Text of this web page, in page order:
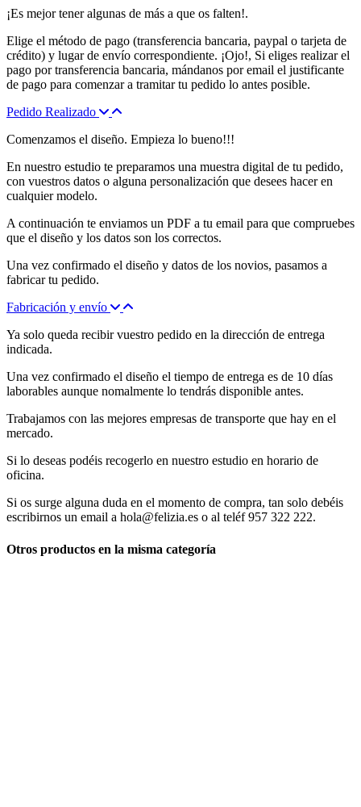
¡Es mejor tener algunas de más a que os falten!.
Elige el método de pago (transferencia bancaria, paypal o tarjeta de
crédito) y lugar de envío correspondiente. ¡Ojo!, Si eliges realizar el
pago por transferencia bancaria, mándanos por email el justificante
de pago para comenzar a tramitar tu pedido lo antes posible.
Pedido Realizado
Comenzamos el diseño. Empieza lo bueno!!!
En nuestro estudio te preparamos una muestra digital de tu pedido,
con vuestros datos o alguna personalización que desees hacer en
cualquier modelo.
A continuación te enviamos un PDF a tu email para que compruebes
que el diseño y los datos son los correctos.
Una vez confirmado el diseño y datos de los novios, pasamos a
fabricar tu pedido.
Fabricación y envío
Ya solo queda recibir vuestro pedido en la dirección de entrega
indicada.
Una vez confirmado el diseño el tiempo de entrega es de 10 días
laborables aunque nomalmente lo tendrás disponible antes.
Trabajamos con las mejores empresas de transporte que hay en el
mercado.
Si lo deseas podéis recogerlo en nuestro estudio en horario de
oficina.
Si os surge alguna duda en el momento de compra, tan solo debéis
escribirnos un email a hola@felizia.es o al teléf 957 322 222.
Otros productos en la misma categoría